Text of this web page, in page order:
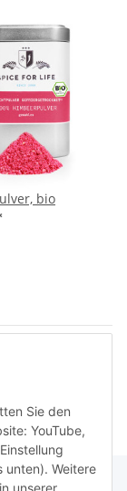
Sie den
YouTube,
unten). Weitere
bio